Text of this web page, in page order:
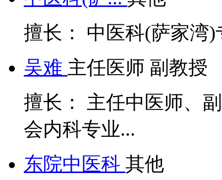
擅长： 中医科(萨家湾)
吴难主任医师 副教授
擅长： 主任中医师、
会内科专业...
东院中医科其他